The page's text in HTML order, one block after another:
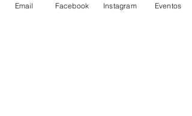
Email Facebook Instagram Eventos